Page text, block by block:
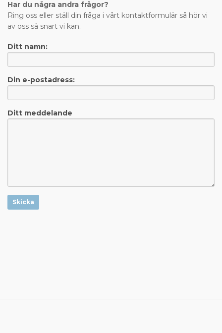
Har du några andra frågor?
Ring oss eller ställ din fråga i vårt kontaktformulär så hör vi
av oss så snart vi kan.
Ditt namn:
Din e-postadress:
Ditt meddelande
Skicka